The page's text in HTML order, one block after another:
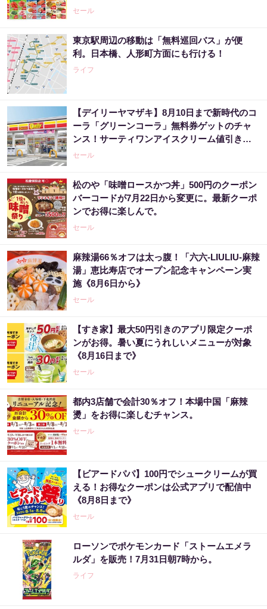
セール
東京駅周辺の移動は「無料巡回バス」が便
利。日本橋、人形町方面にも行ける！
ライフ
【デイリーヤマザキ】8月10日まで新時代のコ
ーラ「グリーンコーラ」無料券ゲットのチャ
ンス！サーティワンアイスクリーム値引きな
どお得企画も目白押し。
セール
松のや「味噌ロースかつ丼」500円のクーポン
バーコードが7月22日から変更に。最新クーポ
ンでお得に楽しんで。
セール
麻辣湯66％オフは太っ腹！「六六-LIULIU-麻辣
湯」恵比寿店でオープン記念キャンペーン実
施《8月6日から》
セール
【すき家】最大50円引きのアプリ限定クーポ
ンがお得。暑い夏にうれしいメニューが対象
《8月16日まで》
セール
都内3店舗で会計30％オフ！本場中国「麻辣
燙」をお得に楽しむチャンス。
セール
【ビアードパパ】100円でシュークリームが買
える！お得なクーポンは公式アプリで配信中
《8月8日まで》
セール
ローソンでポケモンカード「ストームエメラ
ルダ」を販売！7月31日朝7時から。
ライフ